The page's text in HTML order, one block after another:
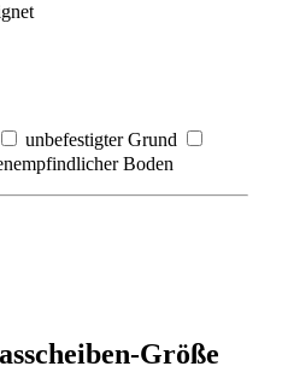
unbefestigter Grund
Boden
Größe